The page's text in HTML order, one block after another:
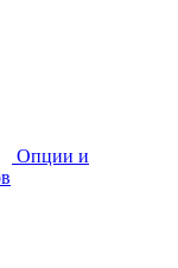
Опции и